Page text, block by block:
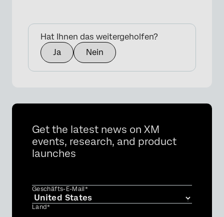
Hat Ihnen das weitergeholfen?
Ja
Nein
Get the latest news on XM
events, research, and product
launches
Geschäfts-E-Mail*
Land*